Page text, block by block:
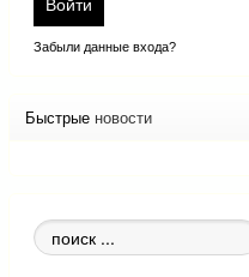
Забыли данные входа?
Быстрые новости
Поиск
по